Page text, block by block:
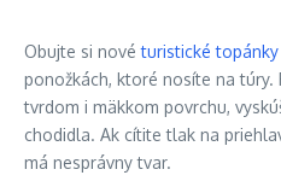
Obujte si novéturistické topánky
ponožkách, ktoré nosíte na
tvrdom i mäkkom povrchu,
chodidla. Ak cítite tlak na
má nesprávny tvar.